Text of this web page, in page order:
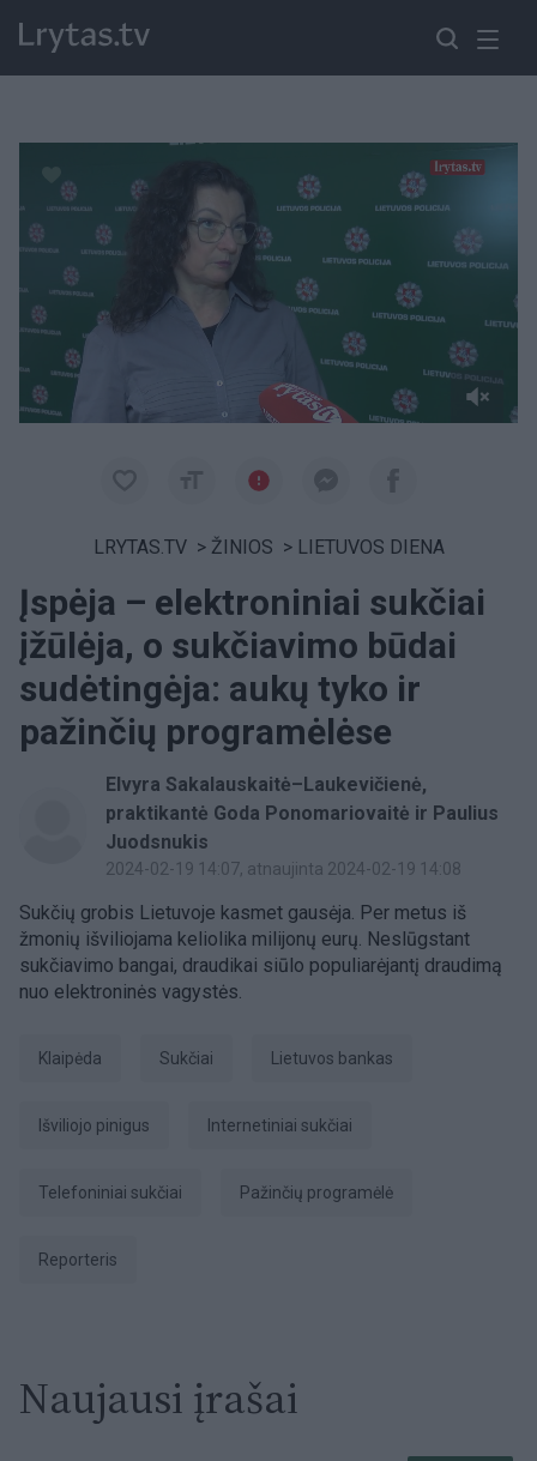
LRYTAS.TV > ŽINIOS > LIETUVOS DIENA
Įspėja – elektroniniai sukčiai
įžūlėja, o sukčiavimo būdai
sudėtingėja: aukų tyko ir
pažinčių programėlėse
Elvyra Sakalauskaitė–Laukevičienė,
praktikantė Goda Ponomariovaitė ir Paulius
Juodsnukis
2024-02-19 14:07, atnaujinta 2024-02-19 14:08
Sukčių grobis Lietuvoje kasmet gausėja. Per metus iš
žmonių išviliojama keliolika milijonų eurų. Neslūgstant
sukčiavimo bangai, draudikai siūlo populiarėjantį draudimą
nuo elektroninės vagystės.
Klaipėda sukčiai Lietuvos bankas
išviliojo pinigus internetiniai sukčiai
telefoniniai sukčiai pažinčių programėlė
Reporteris
Naujausi įrašai